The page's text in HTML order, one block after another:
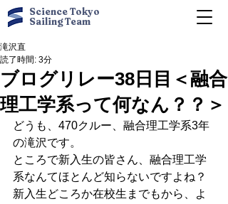
Science Tokyo
Sailing Team
ブログリレー38日目＜融合
理工学系って何なん？？＞
滝沢直
読了時間: 3分
どうも、470クルー、融合理工学系3年
の滝沢です。
ところで新入生の皆さん、融合理工学
系なんてほとんど知らないですよね？
新入生どころか在校生までもから、よ